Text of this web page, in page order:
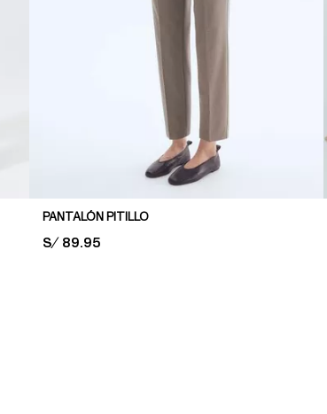
PANTALÓN PITILLO
PRICE:
S/ 89.95